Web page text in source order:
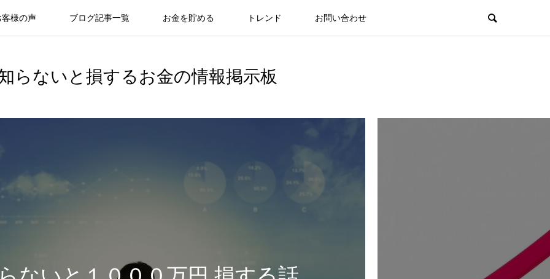
様の声 ブログ記事一覧 お金を貯める トレンド お問い合わせ
らないと損するお金の情報掲示板